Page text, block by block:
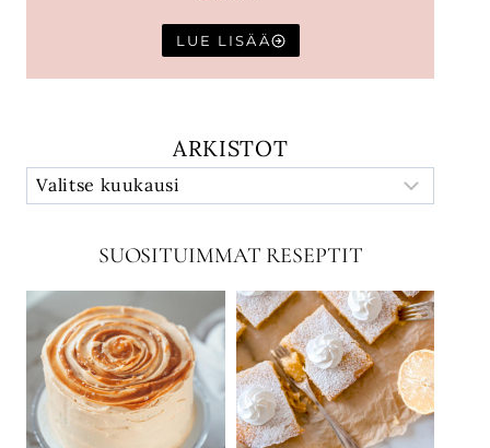
LUE LISÄÄ
ARKISTOT
SUOSITUIMMAT RESEPTIT